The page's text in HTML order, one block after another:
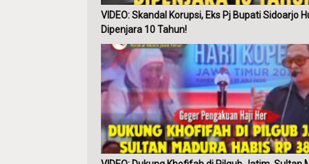
VIDEO: Skandal Korupsi, Eks Pj Bupati Sidoarjo
Dipenjara 10 Tahun!